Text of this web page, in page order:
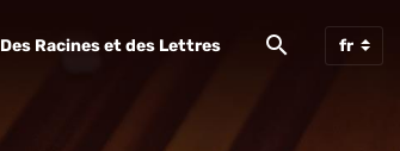
Des Racines et des Lettres